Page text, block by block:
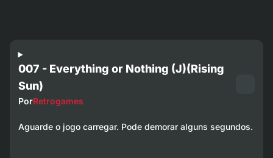
007 - Everything or Nothing (J)(Rising
Sun)
PorRetrogames
Aguarde o jogo carregar. Pode demorar alguns segundos.